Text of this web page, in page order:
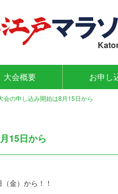
大会概要 お申し
会の申し込み開始は8月15日から
15日から
金）から！！